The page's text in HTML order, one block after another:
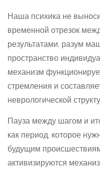
Наша психика не
временной отрезок
результатами, разум
пространство
механизм
стремления и
неврологической
Пауза между шагом и
как период, которое
будущим
активизируются